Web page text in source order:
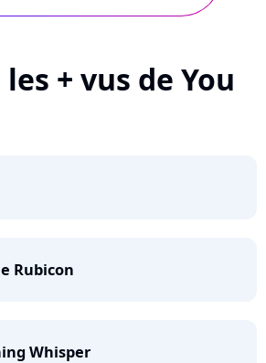
+ vus de You
Rubicon
Whisper